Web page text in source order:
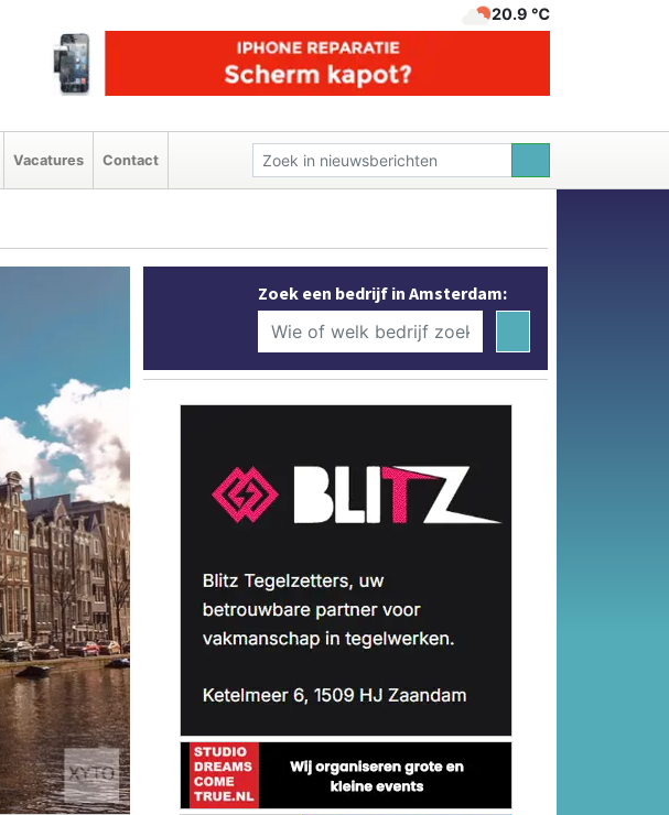
20.9 ℃
Vacatures Contact
Zoek een bedrijf in Amsterdam: